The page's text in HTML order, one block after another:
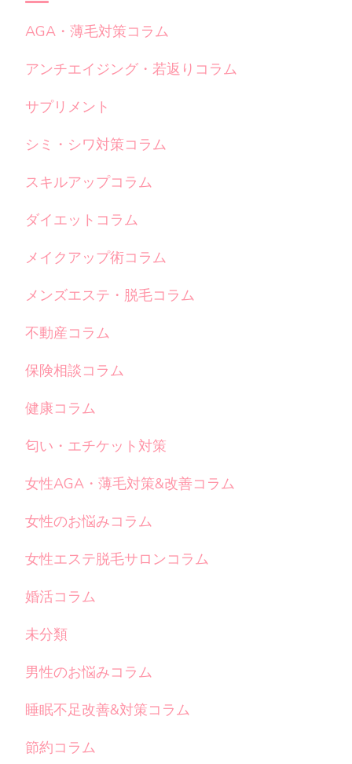
AGA・薄毛対策コラム
アンチエイジング・若返りコラム
サプリメント
シミ・シワ対策コラム
スキルアップコラム
ダイエットコラム
メイクアップ術コラム
メンズエステ・脱毛コラム
不動産コラム
保険相談コラム
健康コラム
匂い・エチケット対策
女性AGA・薄毛対策&改善コラム
女性のお悩みコラム
女性エステ脱毛サロンコラム
婚活コラム
未分類
男性のお悩みコラム
睡眠不足改善&対策コラム
節約コラム